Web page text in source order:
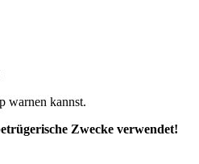
warnen kannst.
Zwecke verwendet!